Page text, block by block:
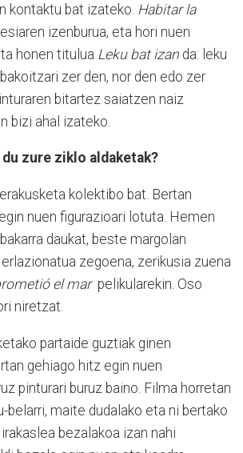
kontaktu bat izateko. Habitar la
izenburua, eta hori nuen
honen titulua Leku bat izan da: leku
zer den, nor den edo zer
bitartez saiatzen naiz
bizi ahal izateko.
zure ziklo aldaketak?
kolektibo bat. Bertan
nuen figurazioari lotuta. Hemen
daukat, beste margolan
zegoena, zerikusia zuena
el mar pelikularekin. Oso
niretzat.
partaide guztiak ginen
gehiago hitz egin nuen
pinturari buruz baino. Filma horretan
belarri, maite dudalako eta ni bertako
bezalakoa izan nahi